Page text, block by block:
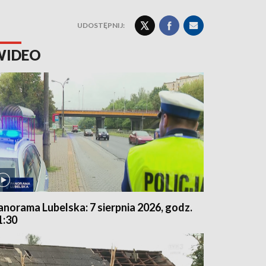
UDOSTĘPNIJ:
Lubelska: 7 sierpnia 2026, godz.